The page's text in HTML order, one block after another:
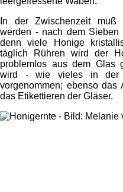
In der Zwischenzeit muß
werden - nach dem Sieben
denn viele Honige
täglich Rühren wird der
problemlos aus dem Glas
wird - wie vieles in der
vorgenommen; ebenso
das Etikettieren der Gläser.